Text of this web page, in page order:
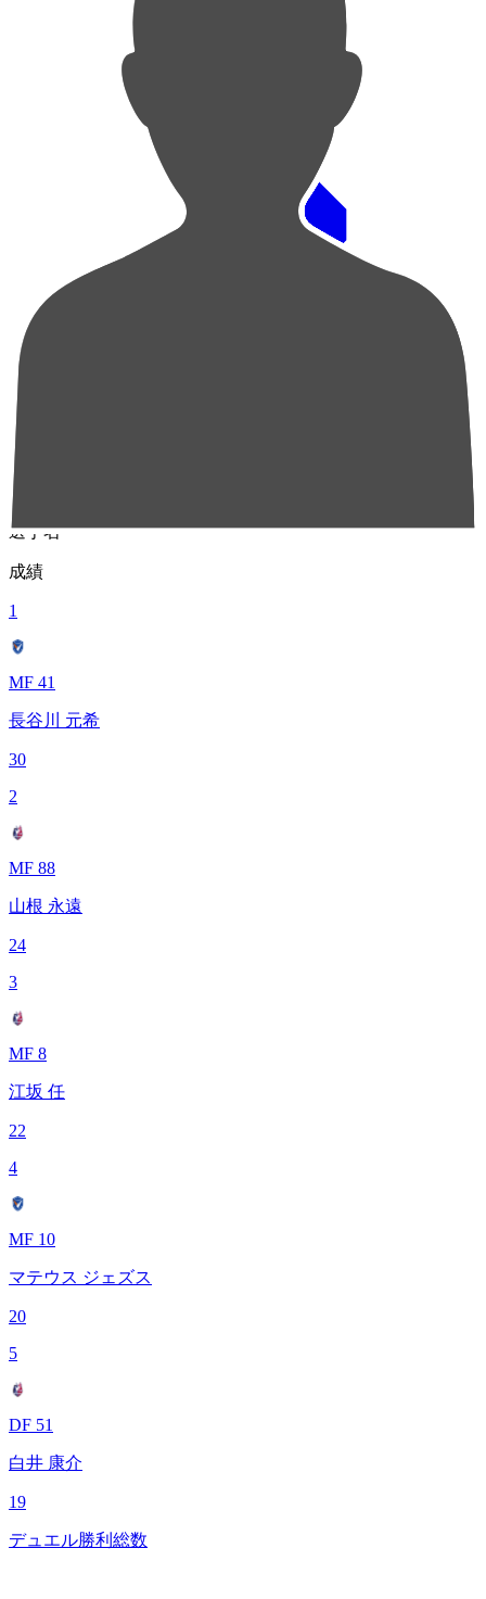
順位
選手名
成績
1
MF 41
長谷川 元希
30
2
MF 88
山根 永遠
24
3
MF 8
江坂 任
22
4
MF 10
マテウス ジェズス
20
5
DF 51
白井 康介
19
デュエル勝利総数